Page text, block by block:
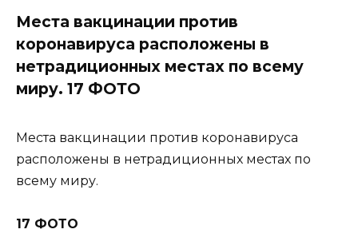
Места вакцинации против
коронавируса расположены в
нетрадиционных местах по всему
миру. 17 ФОТО
Места вакцинации против коронавируса
расположены в нетрадиционных местах по
всему миру.
17 ФОТО